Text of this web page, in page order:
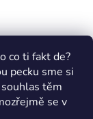
co ti fakt de?
pecku sme si
těm
se v